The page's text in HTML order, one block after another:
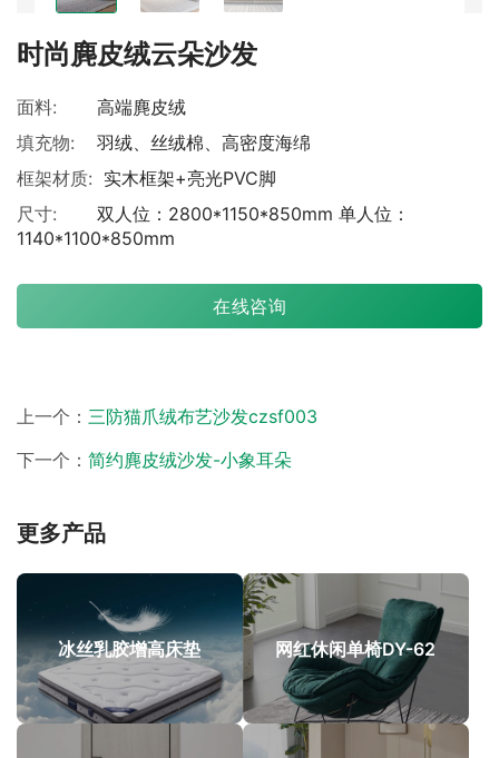
时尚麂皮绒云朵沙发
面料:
高端麂皮绒
填充物:
羽绒、丝绒棉、高密度海绵
框架材质: 实木框架+亮光PVC脚
尺寸:
双人位：2800*1150*850mm 单人位：
1140*1100*850mm
在线咨询
上一个： 三防猫爪绒布艺沙发czsf003
下一个： 简约麂皮绒沙发-小象耳朵
更多产品
冰丝乳胶增高床垫 网红休闲单椅DY-62